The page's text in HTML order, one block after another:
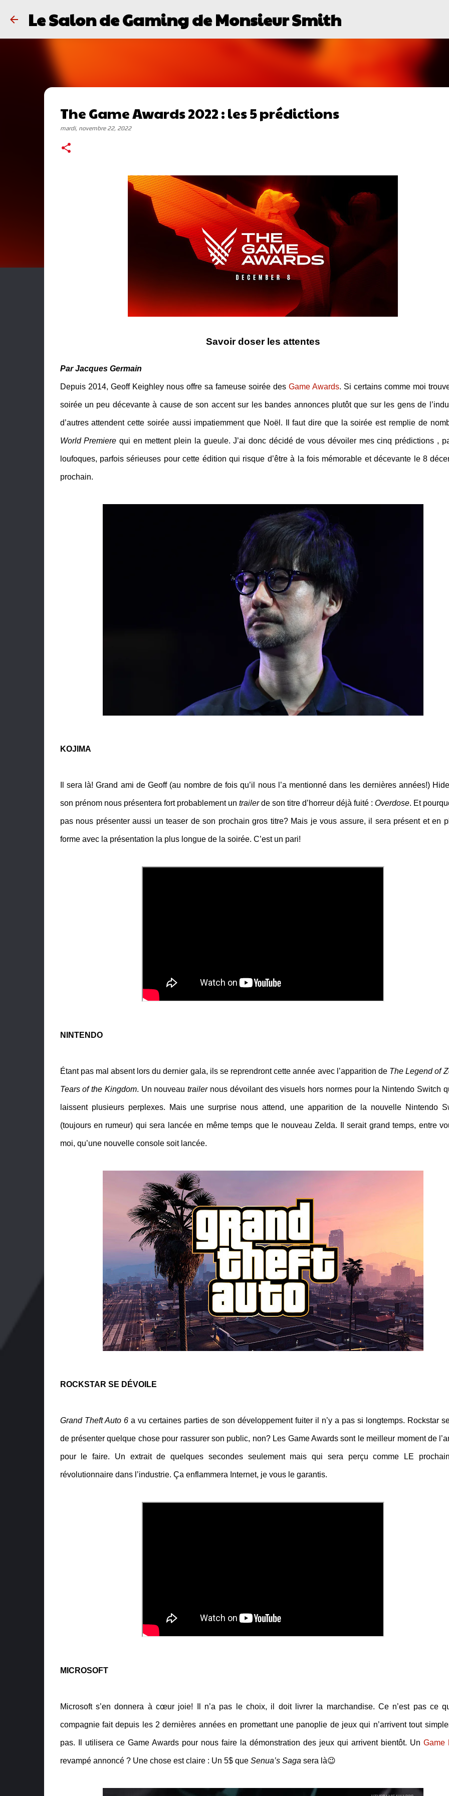
Passer au contenu principal
Le Salon de Gaming de Monsieur Smith
The Game Awards 2022 : les 5 prédictions
mardi, novembre 22, 2022
Savoir doser les attentes
Par Jacques Germain
Depuis 2014, Geoff Keighley nous offre sa fameuse soirée des Game Awards. Si certains comme moi
soirée un peu décevante à cause de son accent sur les bandes annonces plutôt que sur les gens de
d’autres attendent cette soirée aussi impatiemment que Noël. Il faut dire que la soirée est remplie de
World Premiere qui en mettent plein la gueule. J’ai donc décidé de vous dévoiler mes cinq prédictions ,
loufoques, parfois sérieuses pour cette édition qui risque d’être à la fois mémorable et décevante le 8
prochain.
KOJIMA
Il sera là! Grand ami de Geoff (au nombre de fois qu’il nous l’a mentionné dans les dernières années!)
son prénom nous présentera fort probablement un trailerde son titre d’horreur déjà fuité :Overdose. Et
pas nous présenter aussi un teaser de son prochain gros titre? Mais je vous assure, il sera présent et en
forme avec la présentation la plus longue de la soirée. C’est un pari!
NINTENDO
Étant pas mal absent lors du dernier gala, ils se reprendront cette année avec l’apparition de The Legend of
Tears of the Kingdom. Un nouveautrailer nous dévoilant des visuels hors normes pour la Nintendo Switch
laissent plusieurs perplexes. Mais une surprise nous attend, une apparition de la nouvelle Nintendo
(toujours en rumeur) qui sera lancée en même temps que le nouveau Zelda. Il serait grand temps, entre
moi, qu’une nouvelle console soit lancée.
ROCKSTAR SE DÉVOILE
Grand Theft Auto 6a vu certaines parties de son développement fuiter il n’y a pas si longtemps. Rockstar
de présenter quelque chose pour rassurer son public, non? Les Game Awards sont le meilleur moment de
pour le faire. Un extrait de quelques secondes seulement mais qui sera perçu comme LE
révolutionnaire dans l’industrie. Ça enflammera Internet, je vous le garantis.
MICROSOFT
Microsoft s’en donnera à cœur joie! Il n’a pas le choix, il doit livrer la marchandise. Ce n’est pas ce
compagnie fait depuis les 2 dernières années en promettant une panoplie de jeux qui n’arrivent tout
pas. Il utilisera ce Game Awards pour nous faire la démonstration des jeux qui arrivent bientôt. Un Game
revampé annoncé ? Une chose est claire : Un 5$ que Senua’s Saga sera là😉